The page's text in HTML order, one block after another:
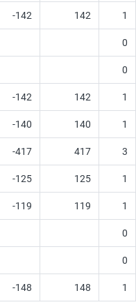
-142 142 1
0
0
-142 142 1
-140 140 1
-417 417 3
-125 125 1
-119 119 1
0
0
-148 148 1